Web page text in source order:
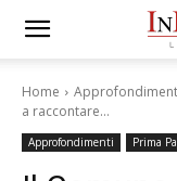
Home
a raccontare…
Approfondimenti Prima